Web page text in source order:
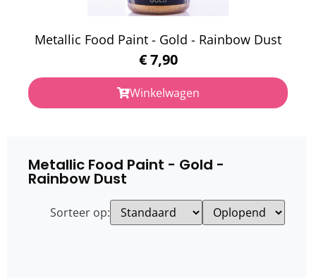
Metallic Food Paint - Gold - Rainbow Dust
€7,90
Winkelwagen
Metallic Food Paint - Gold -
Rainbow Dust
Sorteer op: